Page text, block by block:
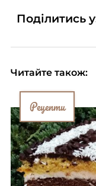
Поділитись
Читайте також:
Рецепти